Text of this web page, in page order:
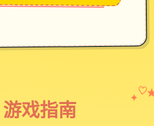
游戏指南
✦ ♡